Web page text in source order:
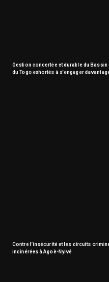
Gestion concertée et durable du
du Togo exhortés à s’engager
Contre l’insécurité et les circuits
incinérées à Agoè-Nyivé